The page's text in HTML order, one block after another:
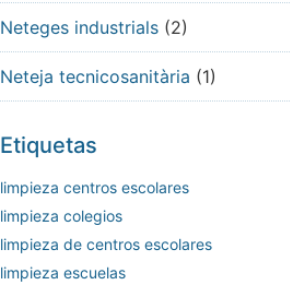
Neteges industrials (2)
Neteja tecnicosanitària (1)
Etiquetas
limpieza centros escolares
limpieza colegios
limpieza de centros escolares
limpieza escuelas